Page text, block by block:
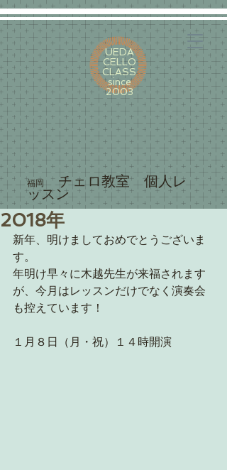
UEDA
CELLO
CLASS
since
2003
福岡 ​ チェロ教室 個人レ
ッスン
2018年
新年、明けましておめでとうございま
す。
年明け早々に木越先生が来福されます
が、今月はレッスンだけでなく演奏会
も控えています！
１月８日（月・祝）１４時開演